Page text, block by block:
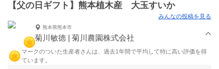
【父の日ギフト】熊本植木産 大玉すいか
みんなの投稿を見る
熊本県熊本市
菊川敏徳 | 菊川農園株式会社
マークのついた生産者さんは、過去1年間で平均して特に高い評価を得
ています。